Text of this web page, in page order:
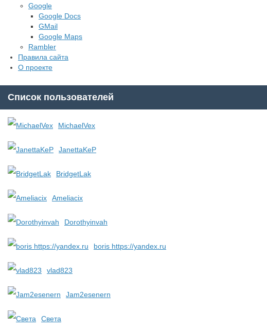
Google
Google Docs
GMail
Google Maps
Rambler
Правила сайта
О проекте
Список пользователей
MichaelVex
JanettaKeP
BridgetLak
Ameliacix
Dorothyinvah
boris https://yandex.ru
vlad823
Jam2esenern
Света